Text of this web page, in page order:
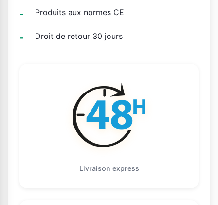
Produits aux normes CE
Droit de retour 30 jours
Livraison express